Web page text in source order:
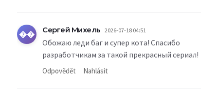
�� Сергей Михель 2026-07-18 04:51
Обожаю леди баг и супер кота! Спасибо
разработчикам за такой прекрасный сериал!
Odpovědět Nahlásit